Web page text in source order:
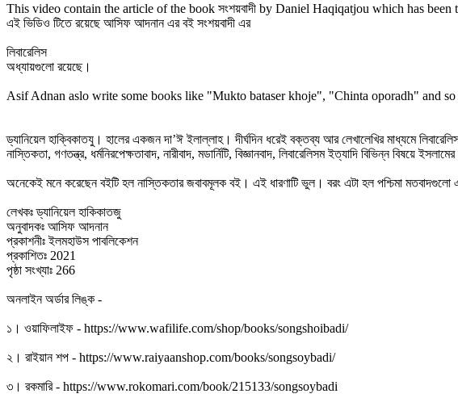
This video contain the article of the book সংশয়বাদী by Daniel Haqiqatjou which has
এই ভিডিও টিতে রয়েছে আসিফ আদনান এর বই সংশয়বাদী এর
লিবারেলিস
অধ্যায়গুলো রয়েছে।
Asif Adnan aslo write some books like "Mukto bataser khoje", "Chinta oporadh" and so
ড্যানিয়েল হাক্বিকাতযু। হালের একজন দা’ঈ ইলাল্লাহ। দীর্ঘদিন ধরেই বক্তব্য আর লেখালেখির মাধ্যমে
নাস্তিকতা, গণতন্ত্র, ধর্মনিরপেক্ষতাবাদ, নারীবাদ, মডার্নিটি, বিজ্ঞানবাদ, লিবারেলিসম ইত্যাদি বিভিন্ন বিষয়ে
অনেকেই মনে করেছেন বইটি হল নাস্তিকতার জবাবমূলক বই। এই ধারণাটি ভুল। বরং এটা হল পশ্চিমা
লেখকঃ ড্যানিয়েল হাকিকাতজু
অনুবাদকঃ আসিফ আদনান
প্রকাশনীঃ ইলমহাউস পাবলিকেশন
প্রকাশিতঃ 2021
পৃষ্ঠা সংখ্যাঃ 266
অনলাইন অর্ডার লিঙ্ক -
১। ওয়াফিলাইফ - https://www.wafilife.com/shop/books/songshoibadi/
২। রাইয়ান শপ - https://www.raiyaanshop.com/books/songsoybadi/
৩। রকমারি - https://www.rokomari.com/book/215133/songsoybadi